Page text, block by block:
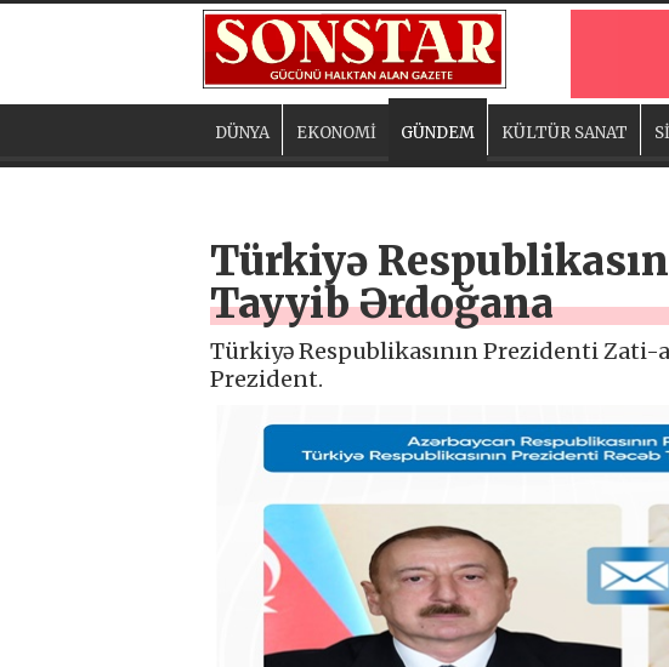
DÜNYA EKONOMİ GÜNDEM KÜLTÜR SANAT
Türkiyə
Tayyib Ərdoğana
Türkiyə Respublikasının Prezidenti Zati-
Prezident.